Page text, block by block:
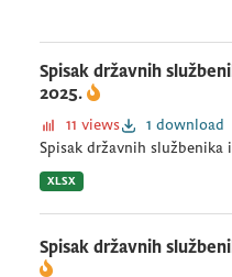
Spisak državnih
2025.
11 views
1 download
Spisak državnih službenika
XLSX
Spisak državnih